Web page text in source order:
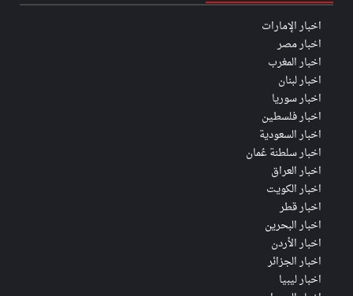
اخبار الإمارات
اخبار مصر
اخبار المغرب
اخبار لبنان
اخبار سوريا
اخبار فلسطين
اخبار السعودية
اخبار سلطنة عُمان
اخبار العراق
اخبار الكويت
اخبار قطر
اخبار البحرين
اخبار الأردن
اخبار الجزائر
اخبار ليبيا